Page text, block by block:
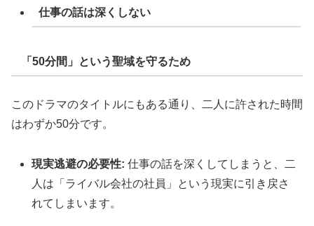
仕事の話は深くしない
「50分間」という聖域を守るため
このドラマのタイトルにもある通り、二人に許された時間
はわずか50分です。
現実逃避の必要性: 仕事の話を深くしてしまうと、二
人は「ライバル会社の社員」という現実に引き戻さ
れてしまいます。